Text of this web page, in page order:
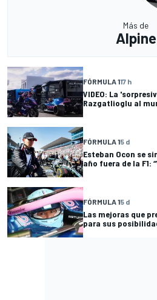
Más de
Alpine
FÓRMULA 117 h
VIDEO: La
Razgatlioglu al
FÓRMULA 15 d
Esteban Ocon se
año fuera de la F1:
FÓRMULA 15 d
Las mejoras que
para sus